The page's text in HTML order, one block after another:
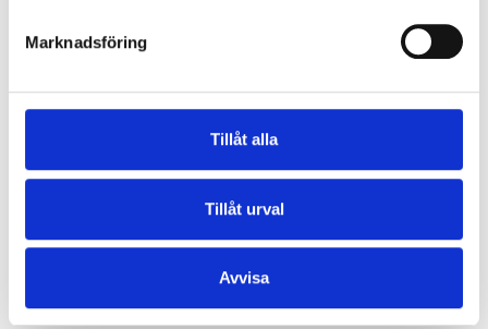
Marknadsföring
Tillåt alla
Tillåt urval
Avvisa
Certifiering